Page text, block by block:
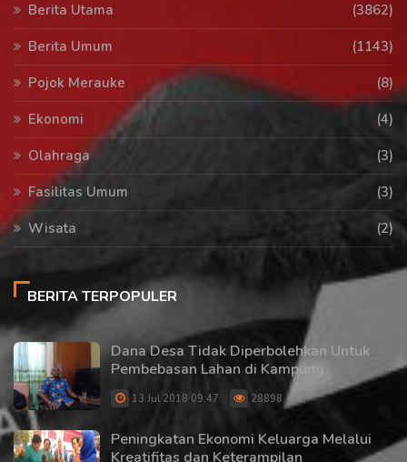
Berita Utama
(3862)
Berita Umum
(1143)
Pojok Merauke
(8)
Ekonomi
(4)
Olahraga
(3)
Fasilitas Umum
(3)
Wisata
(2)
BERITA TERPOPULER
Dana Desa Tidak Diperbolehkan Untuk
Pembebasan Lahan di Kampung
13 Jul 2018 09:47 28898
Peningkatan Ekonomi Keluarga Melalui
Kreatifitas dan Keterampilan